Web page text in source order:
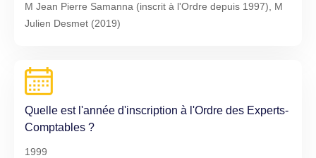
M Jean Pierre Samanna (inscrit à l'Ordre depuis 1997), M
Julien Desmet (2019)
Quelle est l'année d'inscription à l'Ordre des Experts-
Comptables ?
1999